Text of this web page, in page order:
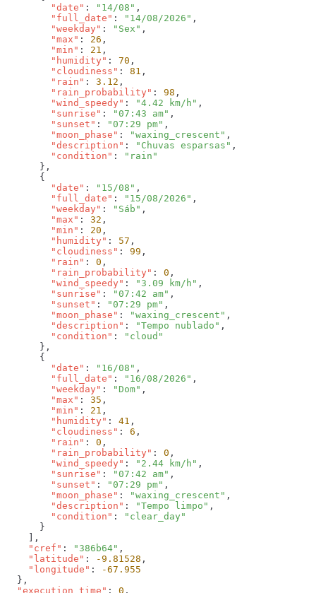
        "date"
: "14/08"
        "full_date"
: "14/08/2026"
        "weekday"
: "Sex"
        "max"
: 26
        "min"
: 21
        "humidity"
: 70
        "cloudiness"
: 81
        "rain"
: 3.12
        "rain_probability"
: 98
        "wind_speedy"
: "4.42 km/h"
        "sunrise"
: "07:43 am"
        "sunset"
: "07:29 pm"
        "moon_phase"
: "waxing_crescent"
        "description"
: "Chuvas esparsas"
        "condition"
:
        "date"
: "15/08"
        "full_date"
: "15/08/2026"
        "weekday"
: "Sáb"
        "max"
: 32
        "min"
: 20
        "humidity"
: 57
        "cloudiness"
: 99
        "rain"
: 0
        "rain_probability"
: 0
        "wind_speedy"
: "3.09 km/h"
        "sunrise"
: "07:42 am"
        "sunset"
: "07:29 pm"
        "moon_phase"
: "waxing_crescent"
        "description"
: "Tempo nublado"
        "condition"
:
        "date"
: "16/08"
        "full_date"
: "16/08/2026"
        "weekday"
: "Dom"
        "max"
: 35
        "min"
: 21
        "humidity"
: 41
        "cloudiness"
: 6
        "rain"
: 0
        "rain_probability"
: 0
        "wind_speedy"
: "2.44 km/h"
        "sunrise"
: "07:42 am"
        "sunset"
: "07:29 pm"
        "moon_phase"
: "waxing_crescent"
        "description"
: "Tempo limpo"
        "condition"
:
    "cref"
: "386b64"
    "latitude"
: -9.81528
    "longitude"
:
  "execution_time"
: 0